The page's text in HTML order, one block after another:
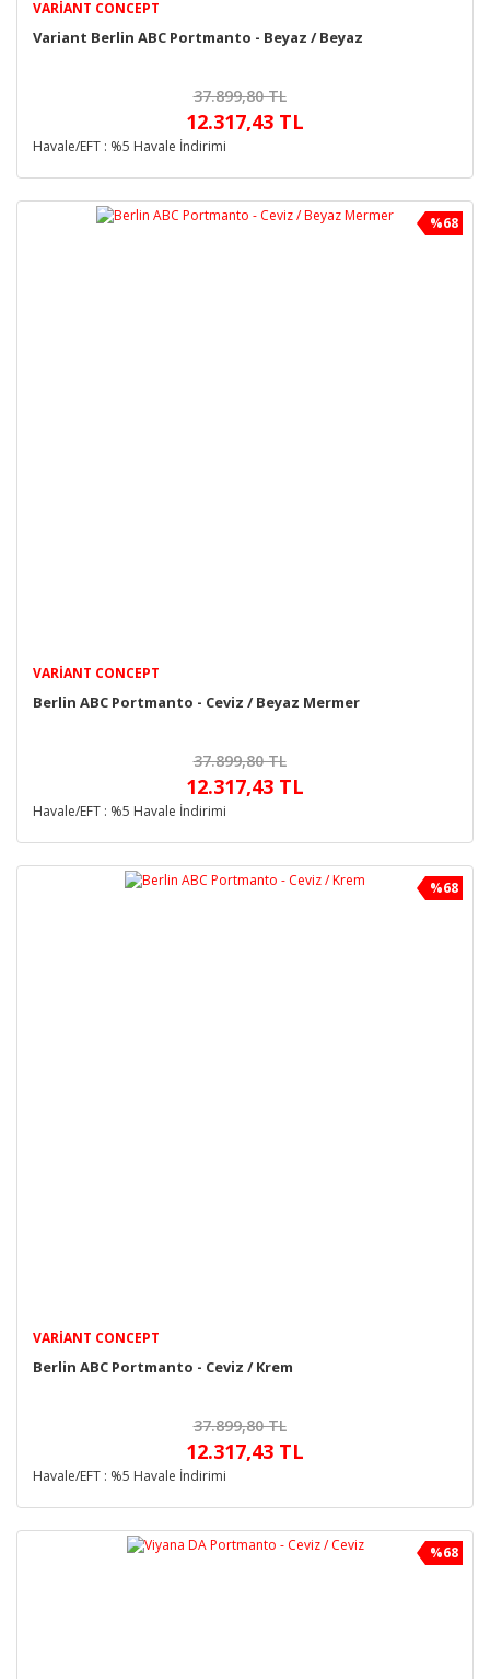
VARIANT CONCEPT
Variant Berlin ABC Portmanto - Beyaz / Beyaz
37.899,80 TL
12.317,43 TL
Havale/EFT : %5 Havale İndirimi
%68
VARIANT CONCEPT
Berlin ABC Portmanto - Ceviz / Beyaz Mermer
37.899,80 TL
12.317,43 TL
Havale/EFT : %5 Havale İndirimi
%68
VARIANT CONCEPT
Berlin ABC Portmanto - Ceviz / Krem
37.899,80 TL
12.317,43 TL
Havale/EFT : %5 Havale İndirimi
%68